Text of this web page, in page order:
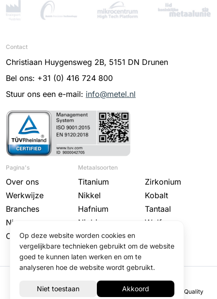
Contact
Christiaan Huygensweg 2B, 5151 DN Drunen
Bel ons: +31 (0) 416 724 800
Stuur ons een e-mail: info@metel.nl
Pagina's
Over ons
Werkwijze
Branches
Nieuws
Contact
Metaalsoorten
Titanium
Zirkonium
Nikkel
Kobalt
Hafnium
Tantaal
Niobium
Wolfraam
Molybdeen
Disclaimer
Privacy Policy Algemene voorwaarden Quality
Op deze website worden cookies en
vergelijkbare technieken gebruikt om de website
goed te kunnen laten werken en om te
analyseren hoe de website wordt gebruikt.